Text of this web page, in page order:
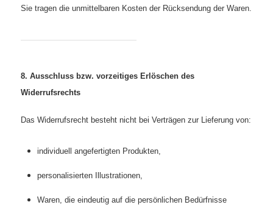
Sie tragen die unmittelbaren Kosten der Rücksendung der Waren.
8. Ausschluss bzw. vorzeitiges Erlöschen des
Widerrufsrechts
Das Widerrufsrecht besteht nicht bei Verträgen zur Lieferung von:
individuell angefertigten Produkten,
personalisierten Illustrationen,
Waren, die eindeutig auf die persönlichen Bedürfnisse